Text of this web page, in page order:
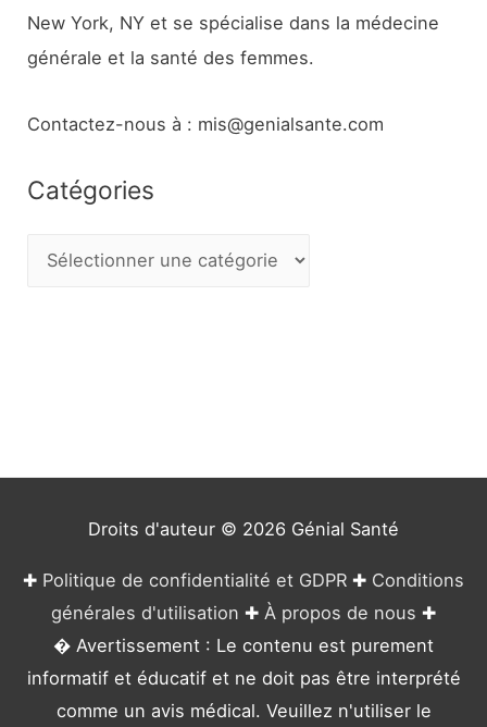
New York, NY et se spécialise dans la médecine
générale et la santé des femmes.
Contactez-nous à : mis@genialsante.com
Catégories
Droits d'auteur © 2026 Génial Santé
✚ Politique de confidentialité et GDPR ✚ Conditions
générales d'utilisation ✚ À propos de nous ✚
� Avertissement : Le contenu est purement
informatif et éducatif et ne doit pas être interprété
comme un avis médical. Veuillez n'utiliser le